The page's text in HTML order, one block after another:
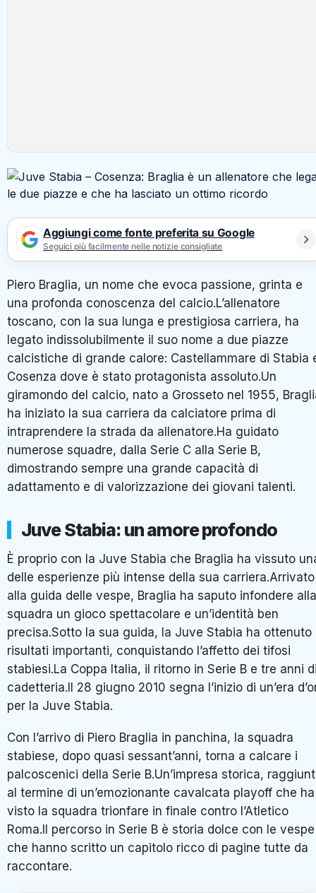
Aggiungi come fonte preferita su Google
Seguici più facilmente nelle notizie consigliate
Piero Braglia, un nome che evoca passione, grinta e
una profonda conoscenza del calcio.L’allenatore
toscano, con la sua lunga e prestigiosa carriera, ha
legato indissolubilmente il suo nome a due piazze
calcistiche di grande calore: Castellammare di Stabia
Cosenza dove è stato protagonista assoluto.Un
giramondo del calcio, nato a Grosseto nel 1955,
ha iniziato la sua carriera da calciatore prima di
intraprendere la strada da allenatore.Ha guidato
numerose squadre, dalla Serie C alla Serie B,
dimostrando sempre una grande capacità di
adattamento e di valorizzazione dei giovani talenti.
Juve Stabia: un amore profondo
È proprio con la Juve Stabia che Braglia ha vissuto
delle esperienze più intense della sua carriera.Arrivato
alla guida delle vespe, Braglia ha saputo infondere alla
squadra un gioco spettacolare e un’identità ben
precisa.Sotto la sua guida, la Juve Stabia ha ottenuto
risultati importanti, conquistando l’affetto dei tifosi
stabiesi.La Coppa Italia, il ritorno in Serie B e tre anni
cadetteria.Il 28 giugno 2010 segna l’inizio di un’era
per la Juve Stabia.
Con l’arrivo di Piero Braglia in panchina, la squadra
stabiese, dopo quasi sessant’anni, torna a calcare i
palcoscenici della Serie B.Un’impresa storica,
al termine di un’emozionante cavalcata playoff che ha
visto la squadra trionfare in finale contro l’Atletico
Roma.Il percorso in Serie B è storia dolce con le vespe
che hanno scritto un capitolo ricco di pagine tutte da
raccontare.